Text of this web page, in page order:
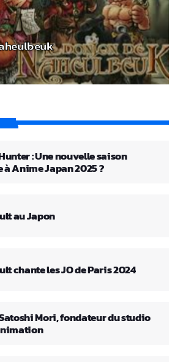
: Une nouvelle saison
à Anime Japan 2025 ?
au Japon
chante les JO de Paris 2024
Mori, fondateur du studio